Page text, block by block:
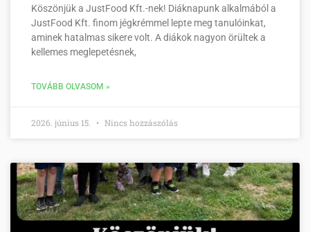
Köszönjük a JustFood Kft.-nek! Diáknapunk alkalmából a
JustFood Kft. finom jégkrémmel lepte meg tanulóinkat,
aminek hatalmas sikere volt. A diákok nagyon örültek a
kellemes meglepetésnek,
TOVÁBB OLVASOM »
2026. június 15. Nincs hozzászólás